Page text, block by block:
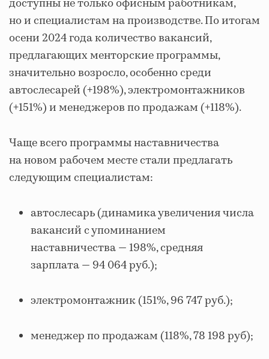
доступны не только офисным работникам,
но и специалистам на производстве. По итогам
осени 2024 года количество вакансий,
предлагающих менторские программы,
значительно возросло, особенно среди
автослесарей (+198%), электромонтажников
(+151%) и менеджеров по продажам (+118%).
Чаще всего программы наставничества
на новом рабочем месте стали предлагать
следующим специалистам:
автослесарь (динамика увеличения числа
вакансий с упоминанием
наставничества — 198%, средняя
зарплата — 94 064 руб.);
электромонтажник (151%, 96 747 руб.);
менеджер по продажам (118%, 78 198 руб);